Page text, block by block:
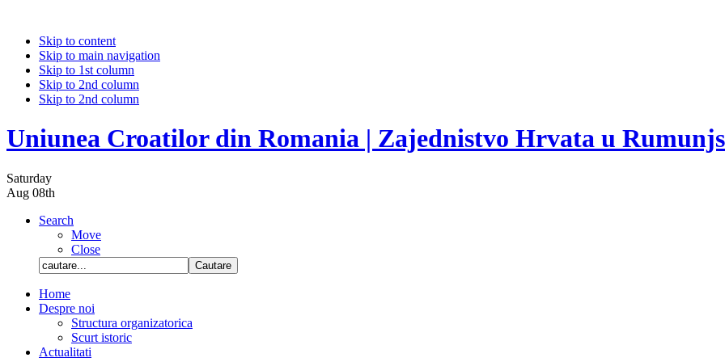
Skip to content
Skip to main navigation
Skip to 1st column
Skip to 2nd column
Skip to 2nd column
Uniunea Croatilor din Romania | Zajednistvo Hrvata u
Saturday
Aug 08th
Search
Move
Close
Home
Despre noi
Structura organizatorica
Scurt istoric
Actualitati